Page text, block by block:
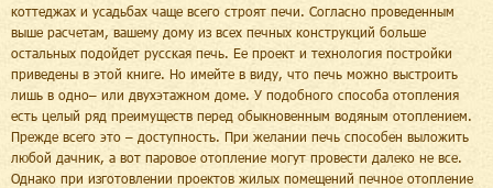
коттеджах и усадьбах чаще всего строят печи. Согласно проведенным
выше расчетам, вашему дому из всех печных конструкций больше
остальных подойдет русская печь. Ее проект и технология постройки
приведены в этой книге. Но имейте в виду, что печь можно выстроить
лишь в одно– или двухэтажном доме. У подобного способа отопления
есть целый ряд преимуществ перед обыкновенным водяным отоплением.
Прежде всего это – доступность. При желании печь способен выложить
любой дачник, а вот паровое отопление могут провести далеко не все.
Однако при изготовлении проектов жилых помещений печное отопление